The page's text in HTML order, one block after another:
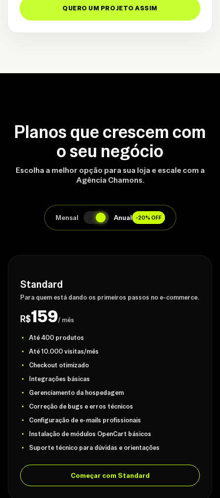
QUERO UM PROJETO ASSIM
Planos que crescem com
o seu negócio
Escolha a melhor opção para sua loja e escale com a
Agência Chamons.
Mensal Anual -20% OFF
Standard
Para quem está dando os primeiros passos no e-commerce.
R$159/ mês
Até 400 produtos
Até 10.000 visitas/mês
Checkout otimizado
Integrações básicas
Gerenciamento da hospedagem
Correção de bugs e erros técnicos
Configuração de e-mails profissionais
Instalação de módulos OpenCart básicos
Suporte técnico para dúvidas e orientações
Começar com Standard